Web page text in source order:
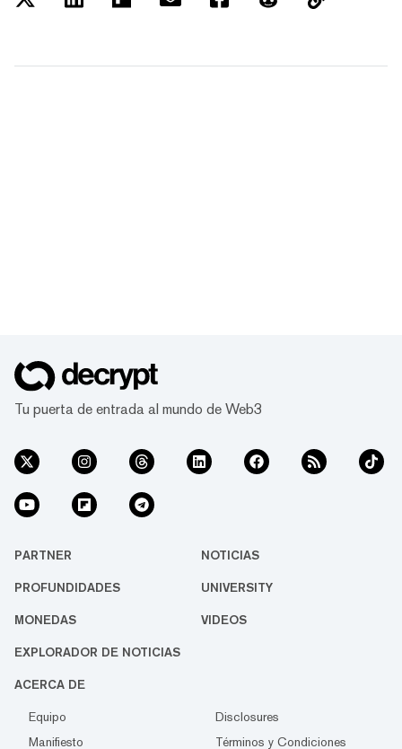
Tu puerta de entrada al mundo de Web3
PARTNER NOTICIAS
PROFUNDIDADES UNIVERSITY
MONEDAS VIDEOS
EXPLORADOR DE NOTICIAS
ACERCA DE
Equipo
Disclosures
Manifiesto
Términos y Condiciones